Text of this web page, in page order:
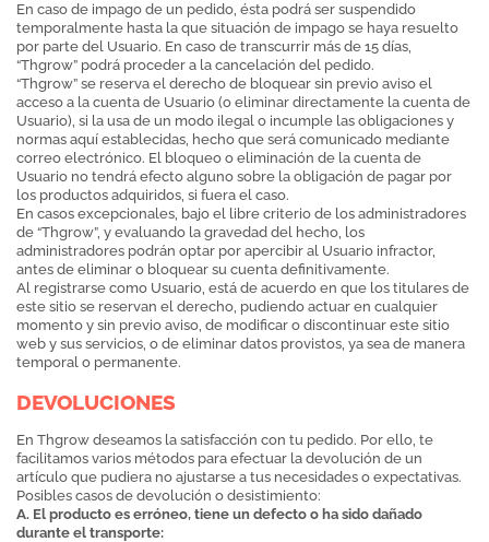
En caso de impago de un pedido, ésta podrá ser suspendido
temporalmente hasta la que situación de impago se haya resuelto
por parte del Usuario. En caso de transcurrir más de 15 días,
“Thgrow” podrá proceder a la cancelación del pedido.
“Thgrow” se reserva el derecho de bloquear sin previo aviso el
acceso a la cuenta de Usuario (o eliminar directamente la cuenta de
Usuario), si la usa de un modo ilegal o incumple las obligaciones y
normas aquí establecidas, hecho que será comunicado mediante
correo electrónico. El bloqueo o eliminación de la cuenta de
Usuario no tendrá efecto alguno sobre la obligación de pagar por
los productos adquiridos, si fuera el caso.
En casos excepcionales, bajo el libre criterio de los administradores
de “Thgrow”, y evaluando la gravedad del hecho, los
administradores podrán optar por apercibir al Usuario infractor,
antes de eliminar o bloquear su cuenta definitivamente.
Al registrarse como Usuario, está de acuerdo en que los titulares de
este sitio se reservan el derecho, pudiendo actuar en cualquier
momento y sin previo aviso, de modificar o discontinuar este sitio
web y sus servicios, o de eliminar datos provistos, ya sea de manera
temporal o permanente.
DEVOLUCIONES
En Thgrow deseamos la satisfacción con tu pedido. Por ello, te
facilitamos varios métodos para efectuar la devolución de un
artículo que pudiera no ajustarse a tus necesidades o expectativas.
Posibles casos de devolución o desistimiento:
A. El producto es erróneo, tiene un defecto o ha sido dañado
durante el transporte: